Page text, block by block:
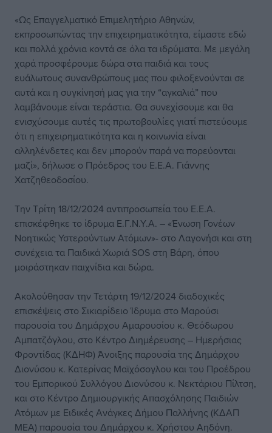
«Ως Επαγγελματικό Επιμελητήριο Αθηνών,
εκπροσωπώντας την επιχειρηματικότητα, είμαστε εδώ
και πολλά χρόνια κοντά σε όλα τα ιδρύματα. Με μεγάλη
χαρά προσφέρουμε δώρα στα παιδιά και τους
ευάλωτους συνανθρώπους μας που φιλοξενούνται σε
αυτά και η συγκίνησή μας για την “αγκαλιά” που
λαμβάνουμε είναι τεράστια. Θα συνεχίσουμε και θα
ενισχύσουμε αυτές τις πρωτοβουλίες γιατί πιστεύουμε
ότι η επιχειρηματικότητα και η κοινωνία είναι
αλληλένδετες και δεν μπορούν παρά να πορεύονται
μαζί», δήλωσε ο Πρόεδρος του Ε.Ε.Α. Γιάννης
Χατζηθεοδοσίου.
Την Τρίτη 18/12/2024 αντιπροσωπεία του Ε.Ε.Α.
επισκέφθηκε το ίδρυμα Ε.Γ.Ν.Υ.Α. – «Ένωση Γονέων
Νοητικώς Υστερούντων Ατόμων»- στο Λαγονήσι και στη
συνέχεια τα Παιδικά Χωριά SOS στη Βάρη, όπου
μοιράστηκαν παιχνίδια και δώρα.
Ακολούθησαν την Τετάρτη 19/12/2024 διαδοχικές
επισκέψεις στο Σικιαρίδειο Ίδρυμα στο Μαρούσι
παρουσία του Δημάρχου Αμαρουσίου κ. Θεόδωρου
Αμπατζόγλου, στο Κέντρο Διημέρευσης – Ημερήσιας
Φροντίδας (ΚΔΗΦ) Άνοιξης παρουσία της Δημάρχου
Διονύσου κ. Κατερίνας Μαϊχόσογλου και του Προέδρου
του Εμπορικού Συλλόγου Διονύσου κ. Νεκτάριου Πίλτση,
και στο Κέντρο Δημιουργικής Απασχόλησης Παιδιών
Ατόμων με Ειδικές Ανάγκες Δήμου Παλλήνης (ΚΔΑΠ
ΜΕΑ) παρουσία του Δημάρχου κ. Χρήστου Αηδόνη.